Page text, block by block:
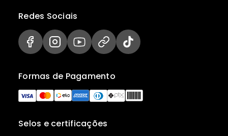
Selos e certificações
Formas de Pagamento
Redes Sociais